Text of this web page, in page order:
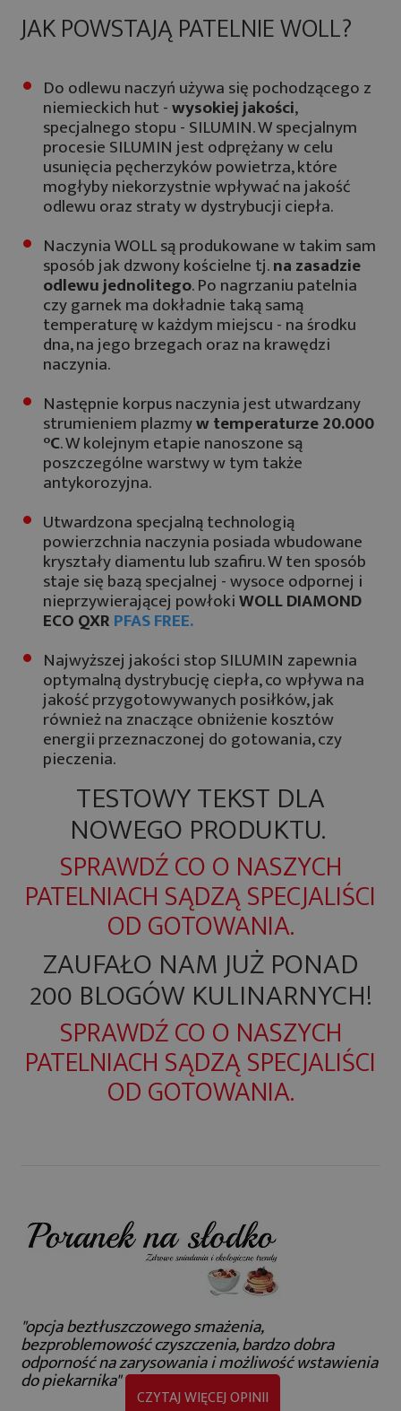
JAK POWSTAJĄ PATELNIE WOLL?
Do odlewu naczyń używa się pochodzącego z
niemieckich hut -wysokiej jakości,
specjalnego stopu - SILUMIN. W specjalnym
procesie SILUMIN jest odprężany w celu
usunięcia pęcherzyków powietrza, które
mogłyby niekorzystnie wpływać na jakość
odlewu oraz straty w dystrybucji ciepła.
Naczynia WOLL są produkowane w takim sam
sposób jak dzwony kościelne tj.na zasadzie
odlewu jednolitego. Po nagrzaniu patelnia
czy garnek ma dokładnie taką samą
temperaturę w każdym miejscu - na środku
dna, na jego brzegach oraz na krawędzi
naczynia.
Następnie korpus naczynia jest utwardzany
strumieniem plazmyw temperaturze 20.000
°C. W kolejnym etapie nanoszone są
poszczególne warstwy w tym także
antykorozyjna.
Utwardzona specjalną technologią
powierzchnia naczynia posiada wbudowane
kryształy diamentu lub szafiru. W ten sposób
staje się bazą specjalnej - wysoce odpornej i
nieprzywierającej powłokiWOLL DIAMOND
ECO QXRPFAS FREE.
Najwyższej jakości stop SILUMIN zapewnia
optymalną dystrybucję ciepła, co wpływa na
jakość przygotowywanych posiłków, jak
również na znaczące obniżenie kosztów
energii przeznaczonej do gotowania, czy
pieczenia.
TESTOWY TEKST DLA
NOWEGO PRODUKTU.
SPRAWDŹ CO O NASZYCH
PATELNIACH SĄDZĄ SPECJALIŚCI
OD GOTOWANIA.
ZAUFAŁO NAM JUŻ PONAD
200 BLOGÓW KULINARNYCH!
SPRAWDŹ CO O NASZYCH
PATELNIACH SĄDZĄ SPECJALIŚCI
OD GOTOWANIA.
"opcja beztłuszczowego smażenia,
bezproblemowość czyszczenia, bardzo dobra
odporność na zarysowania i możliwość wstawienia
do piekarnika"
CZYTAJ WIĘCEJ OPINII